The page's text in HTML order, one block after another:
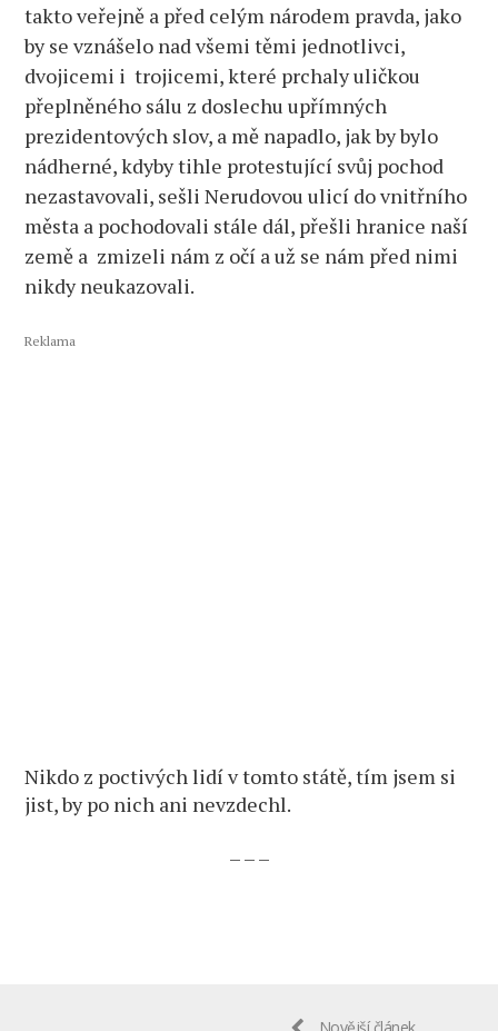
takto veřejně a před celým národem pravda, jako
by se vznášelo nad všemi těmi jednotlivci,
dvojicemi i trojicemi, které prchaly uličkou
přeplněného sálu z doslechu upřímných
prezidentových slov, a mě napadlo, jak by bylo
nádherné, kdyby tihle protestující svůj pochod
nezastavovali, sešli Nerudovou ulicí do vnitřního
města a pochodovali stále dál, přešli hranice naší
země a zmizeli nám z očí a už se nám před nimi
nikdy neukazovali.
Reklama
Nikdo z poctivých lidí v tomto státě, tím jsem si
jist, by po nich ani nevzdechl.
– – –